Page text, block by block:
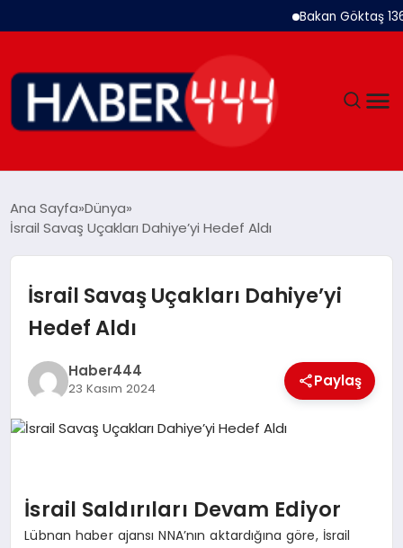
Bakan Göktaş 1367
DÜNYA
EKONOMI
SPOR
TEKNOLOJI
EGITIM
Ana Sayfa Dünya
İsrail Savaş Uçakları Dahiye’yi Hedef Aldı
İsrail Savaş Uçakları Dahiye’yi
Hedef Aldı
Haber444
23 Kasım 2024 Paylaş
İsrail Saldırıları Devam Ediyor
Lübnan haber ajansı NNA’nın aktardığına göre, İsrail